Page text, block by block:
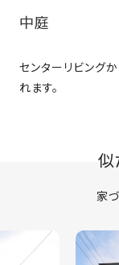
中庭
センターリビング
れます。
似
家